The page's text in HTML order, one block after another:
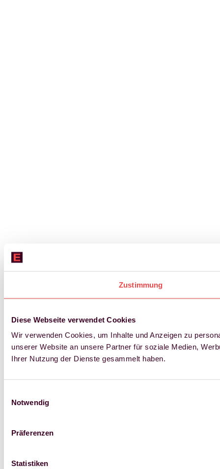
Zustimmung
Diese Webseite verwendet Cookies
Wir verwenden Cookies, um Inhalte und Anzeigen zu
unserer Website an unsere Partner für soziale Medien,
Ihrer Nutzung der Dienste gesammelt haben.
Notwendig
Präferenzen
Statistiken